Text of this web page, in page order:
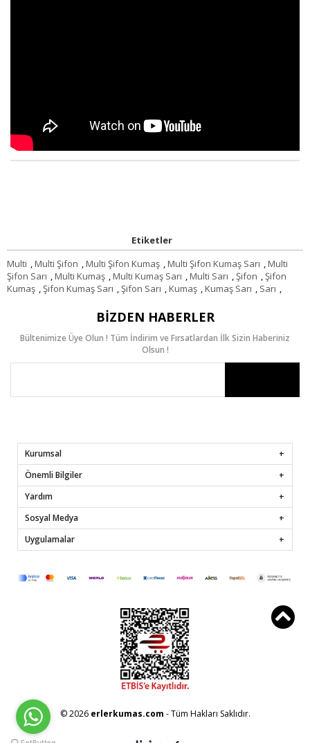
Etiketler
Multi ,Multi Şifon ,Multi Şifon Kumaş ,Multi Şifon Kumaş Sarı ,Multi
Şifon Sarı ,Multi Kumaş ,Multi Kumaş Sarı ,Multi Sarı ,Şifon ,Şifon
Kumaş ,Şifon Kumaş Sarı ,Şifon Sarı ,Kumaş ,Kumaş Sarı , Sarı ,
BIZDEN HABERLER
Bültenimize Üye Olun ! Tüm İndirim ve Fırsatlardan İlk Sizin Haberiniz
Olsun !
Kurumsal
Önemli Bilgiler
Yardım
Sosyal Medya
Uygulamalar
© 2026 erlerkumas.com - Tüm Hakları Saklıdır.